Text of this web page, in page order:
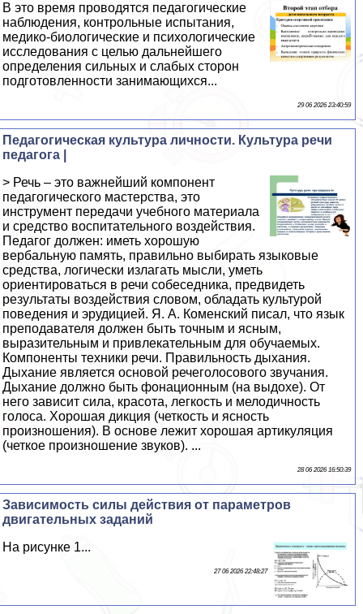
В это время проводятся педагогические
наблюдения, контрольные испытания,
медико-биологические и психологические
исследования с целью дальнейшего
определения сильных и слабых сторон
подготовленности занимающихся...
29 06 2026 23:40:59
Педагогическая культура личности. Культура речи
педагога |
> Речь – это важнейший компонент
педагогического мастерства, это
инструмент передачи учебного материала
и средство воспитательного воздействия.
Педагог должен: иметь хорошую
вербальную память, правильно выбирать языковые
средства, логически излагать мысли, уметь
ориентироваться в речи собеседника, предвидеть
результаты воздействия словом, обладать культурой
поведения и эрудицией. Я. А. Коменский писал, что язык
преподавателя должен быть точным и ясным,
выразительным и привлекательным для обучаемых.
Компоненты техники речи. Правильность дыхания.
Дыхание является основой речеголосового звучания.
Дыхание должно быть фонационным (на выдохе). От
него зависит сила, красота, легкость и мелодичность
голоса. Хорошая дикция (четкость и ясность
произношения). В основе лежит хорошая артикуляция
(четкое произношение звуков). ...
28 06 2026 16:50:39
Зависимость силы действия от параметров
двигательных заданий
На рисунке 1...
27 06 2026 22:48:27